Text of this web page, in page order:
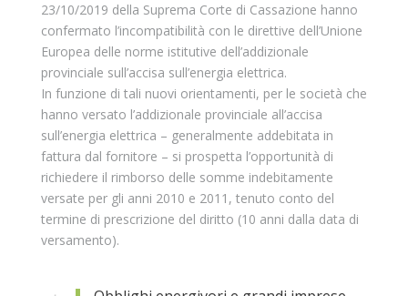
23/10/2019 della Suprema Corte di Cassazione hanno
confermato l’incompatibilità con le direttive dell’Unione
Europea delle norme istitutive dell’addizionale
provinciale sull’accisa sull’energia elettrica.
In funzione di tali nuovi orientamenti, per le società che
hanno versato l’addizionale provinciale all’accisa
sull’energia elettrica – generalmente addebitata in
fattura dal fornitore – si prospetta l’opportunità di
richiedere il rimborso delle somme indebitamente
versate per gli anni 2010 e 2011, tenuto conto del
termine di prescrizione del diritto (10 anni dalla data di
versamento).